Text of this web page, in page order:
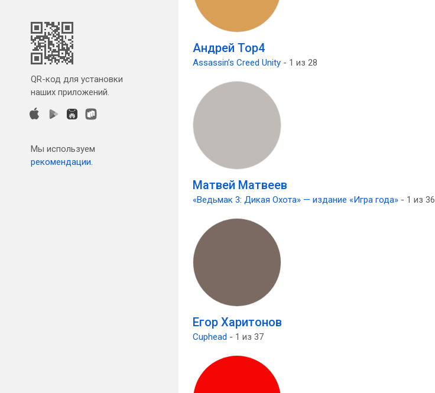
QR-код для установки
наших приложений.
Мы используем
рекомендации.
Андрей Тор4
Assassin’s Creed Unity - 1 из 28
Матвей Матвеев
«Ведьмак 3: Дикая Охота» — издание «Игра года» - 1 из 36
Егор Харитонов
Cuphead - 1 из 37